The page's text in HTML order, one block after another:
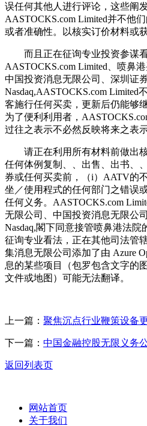
误任何其他人进行评论，这些阐
AASTOCKS.com Limited并不他
或者准确性。以核实订价材料或
而且正在征询专业投资参谋看
AASTOCKS.com Limited、喷鼻
中国投资消息无限公司、深圳证
Nasdaq,AASTOCKS.com
客施行任何买卖，更新后仍能够
为了便利利用者，
过往之表示不必然反映将来之表示
请正在利用所有材料前做出核
任何体例复制、、出售、出书、
券或任何买卖前，（i）AATV的
坐／使用程式的任何部门之错误
任何义务。AASTOCKS.com
无限公司、中国投资消息无限公
Nasdaq,閣下同意接管喷鼻港法
征询专业看法，正在其他司法管
集消息无限公司添加了由 Azure
息的某些项目（包罗包含文字的
文件或地图）可能无法翻译。
上一篇： 聚焦沉点行业鞭策设备
下一篇： 中国金融控股无限义务
返回列表页
网站首页
关于我们